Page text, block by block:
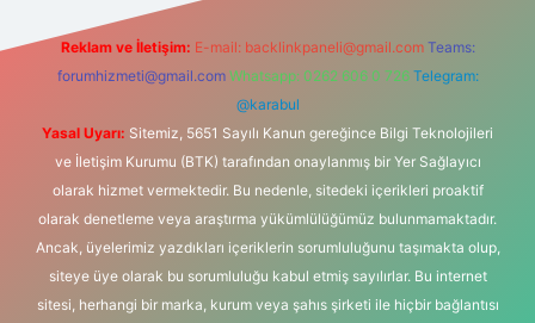
Reklam ve İletişim: E-mail: backlinkpaneli@gmail.com Teams:
forumhizmeti@gmail.com Whatsapp: 0262 606 0 726 Telegram:
@karabul
Yasal Uyarı: Sitemiz, 5651 Sayılı Kanun gereğince Bilgi Teknolojileri
ve İletişim Kurumu (BTK) tarafından onaylanmış bir Yer Sağlayıcı
olarak hizmet vermektedir. Bu nedenle, sitedeki içerikleri proaktif
olarak denetleme veya araştırma yükümlülüğümüz bulunmamaktadır.
Ancak, üyelerimiz yazdıkları içeriklerin sorumluluğunu taşımakta olup,
siteye üye olarak bu sorumluluğu kabul etmiş sayılırlar. Bu internet
sitesi, herhangi bir marka, kurum veya şahıs şirketi ile hiçbir bağlantısı